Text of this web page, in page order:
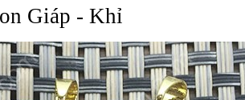
Giáp - Khỉ